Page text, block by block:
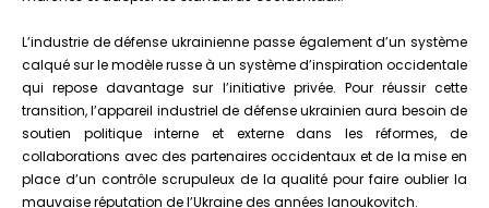
L’industrie de défense ukrainienne passe également d’un système
calqué sur le modèle russe à un système d’inspiration occidentale
qui repose davantage sur l’initiative privée. Pour réussir cette
transition, l’appareil industriel de défense ukrainien aura besoin de
soutien politique interne et externe dans les réformes, de
collaborations avec des partenaires occidentaux et de la mise en
place d’un contrôle scrupuleux de la qualité pour faire oublier la
mauvaise réputation de l’Ukraine des années Ianoukovitch.